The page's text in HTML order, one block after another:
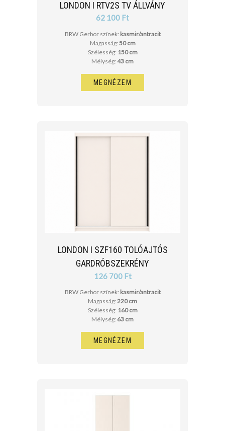
LONDON I RTV2S TV ÁLLVÁNY
62 100 Ft
BRW Gerbor színek: kasmir/antracit
Magasság: 50 cm
Szélesség: 150 cm
Mélység: 43 cm
MEGNÉZEM
LONDON I SZF160 TOLÓAJTÓS
GARDRÓBSZEKRÉNY
126 700 Ft
BRW Gerbor színek: kasmir/antracit
Magasság: 220 cm
Szélesség: 160 cm
Mélység: 63 cm
MEGNÉZEM